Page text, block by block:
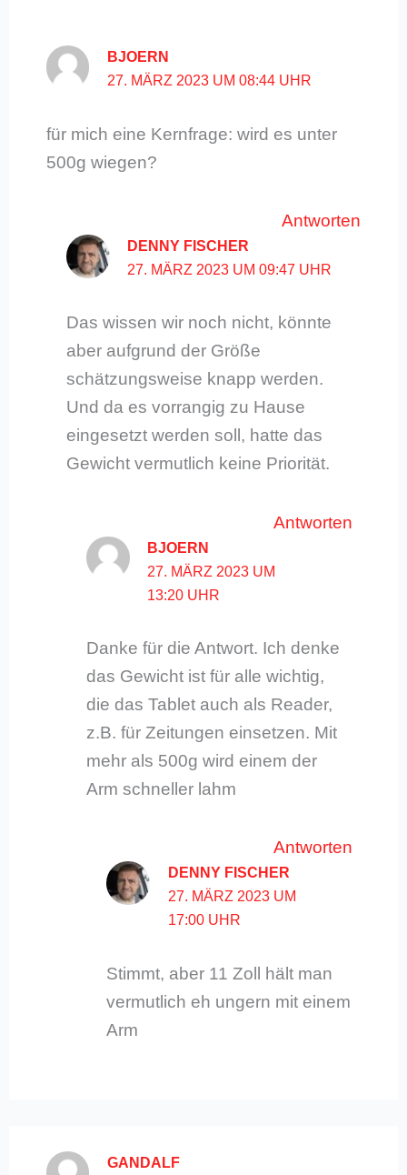
BJOERN
27. MÄRZ 2023 UM 08:44 UHR
für mich eine Kernfrage: wird es unter
500g wiegen?
Antworten
DENNY FISCHER
27. MÄRZ 2023 UM 09:47 UHR
Das wissen wir noch nicht, könnte
aber aufgrund der Größe
schätzungsweise knapp werden.
Und da es vorrangig zu Hause
eingesetzt werden soll, hatte das
Gewicht vermutlich keine Priorität.
Antworten
BJOERN
27. MÄRZ 2023 UM
13:20 UHR
Danke für die Antwort. Ich denke
das Gewicht ist für alle wichtig,
die das Tablet auch als Reader,
z.B. für Zeitungen einsetzen. Mit
mehr als 500g wird einem der
Arm schneller lahm
Antworten
DENNY FISCHER
27. MÄRZ 2023 UM
17:00 UHR
Stimmt, aber 11 Zoll hält man
vermutlich eh ungern mit einem
Arm
GANDALF